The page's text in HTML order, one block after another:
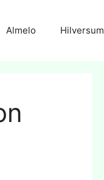
Almelo Hilversum